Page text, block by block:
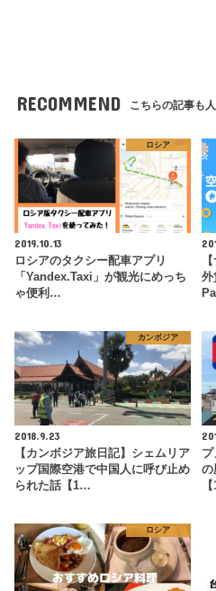
RECOMMEND こちらの記事も人
ロシア
2019.10.13
ロシアのタクシー配車アプリ
「Yandex.Taxi」が観光にめっち
ゃ便利…
外
カンボジア
2018.9.23
【カンボジア旅日記】シェムリア
ップ国際空港で中国人に呼び止め
られた話【1…
の
ロシア